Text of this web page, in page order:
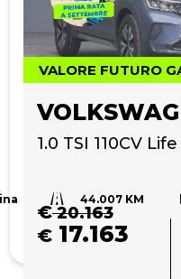
VALORE FUTURO
1.0 TSI 110CV Life
44.007 KM
€20.163
€ 17.163